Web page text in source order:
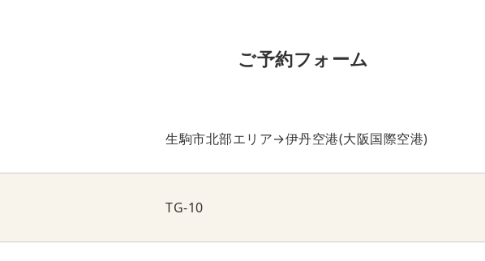
ご予約フォーム
生駒市北部エリア→伊丹空港(大阪国際空港)
TG-10